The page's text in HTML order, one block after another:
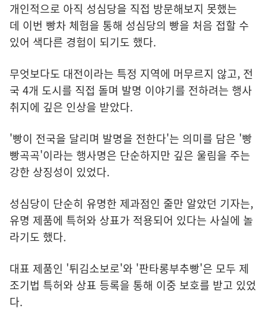
개인적으로 아직 성심당을 직접 방문해보지 못했는
데 이번 빵차 체험을 통해 성심당의 빵을 처음 접할 수
있어 색다른 경험이 되기도 했다.
무엇보다도 대전이라는 특정 지역에 머무르지 않고, 전
국 4개 도시를 직접 돌며 발명 이야기를 전하려는 행사
취지에 깊은 인상을 받았다.
'빵이 전국을 달리며 발명을 전한다'는 의미를 담은 '빵
빵곡곡'이라는 행사명은 단순하지만 깊은 울림을 주는
강한 상징성이 있었다.
성심당이 단순히 유명한 제과점인 줄만 알았던 기자는,
유명 제품에 특허와 상표가 적용되어 있다는 사실에 놀
라기도 했다.
대표 제품인 '튀김소보로'와 '판타롱부추빵'은 모두 제
조기법 특허와 상표 등록을 통해 이중 보호를 받고 있었
다.